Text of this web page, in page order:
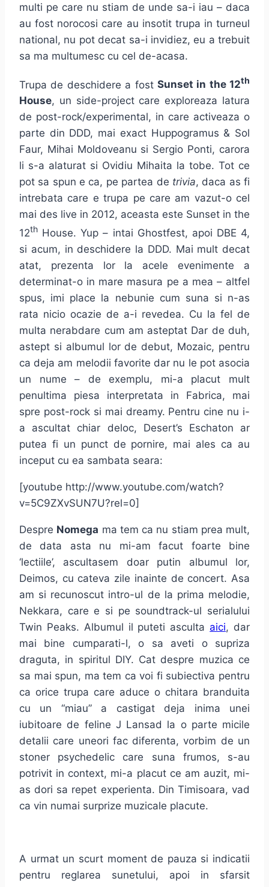
multi pe care nu stiam de unde sa-i iau – daca
au fost norocosi care au insotit trupa in turneul
national, nu pot decat sa-i invidiez, eu a trebuit
sa ma multumesc cu cel de-acasa.
Trupa de deschidere a fost Sunset in the 12th
House, un side-project care exploreaza latura
de post-rock/experimental, in care activeaza o
parte din DDD, mai exact Huppogramus & Sol
Faur, Mihai Moldoveanu si Sergio Ponti, carora
li s-a alaturat si Ovidiu Mihaita la tobe. Tot ce
pot sa spun e ca, pe partea de trivia, daca as fi
intrebata care e trupa pe care am vazut-o cel
mai des live in 2012, aceasta este Sunset in the
12th House. Yup – intai Ghostfest, apoi DBE 4,
si acum, in deschidere la DDD. Mai mult decat
atat, prezenta lor la acele evenimente a
determinat-o in mare masura pe a mea – altfel
spus, imi place la nebunie cum suna si n-as
rata nicio ocazie de a-i revedea. Cu la fel de
multa nerabdare cum am asteptat Dar de duh,
astept si albumul lor de debut, Mozaic, pentru
ca deja am melodii favorite dar nu le pot asocia
un nume – de exemplu, mi-a placut mult
penultima piesa interpretata in Fabrica, mai
spre post-rock si mai dreamy. Pentru cine nu i-
a ascultat chiar deloc, Desert’s Eschaton ar
putea fi un punct de pornire, mai ales ca au
inceput cu ea sambata seara:
[youtube http://www.youtube.com/watch?
v=5C9ZXvSUN7U?rel=0]
Despre Nomega ma tem ca nu stiam prea mult,
de data asta nu mi-am facut foarte bine
‘lectiile’, ascultasem doar putin albumul lor,
Deimos, cu cateva zile inainte de concert. Asa
am si recunoscut intro-ul de la prima melodie,
Nekkara, care e si pe soundtrack-ul serialului
Twin Peaks. Albumul il puteti asculta aici, dar
mai bine cumparati-l, o sa aveti o supriza
draguta, in spiritul DIY. Cat despre muzica ce
sa mai spun, ma tem ca voi fi subiectiva pentru
ca orice trupa care aduce o chitara branduita
cu un “miau” a castigat deja inima unei
iubitoare de feline J Lansad la o parte micile
detalii care uneori fac diferenta, vorbim de un
stoner psychedelic care suna frumos, s-au
potrivit in context, mi-a placut ce am auzit, mi-
as dori sa repet experienta. Din Timisoara, vad
ca vin numai surprize muzicale placute.
A urmat un scurt moment de pauza si indicatii
pentru reglarea sunetului, apoi in sfarsit